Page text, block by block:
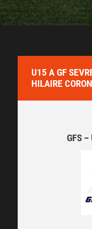
U15 A GF
HILAIRE CORON
GFS